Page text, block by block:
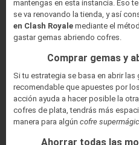
mantengas en esta instancia. Eso
se va renovando la tienda, y así
en Clash Royale mediante el
gastar gemas abriendo cofres.
Comprar gemas y
Si tu estrategia se basa en abrir
recomendable que apuestes por
acción ayuda a hacer posible la
cofres de plata, tendrás más
manera para algún cofre
Ahorrar todas las